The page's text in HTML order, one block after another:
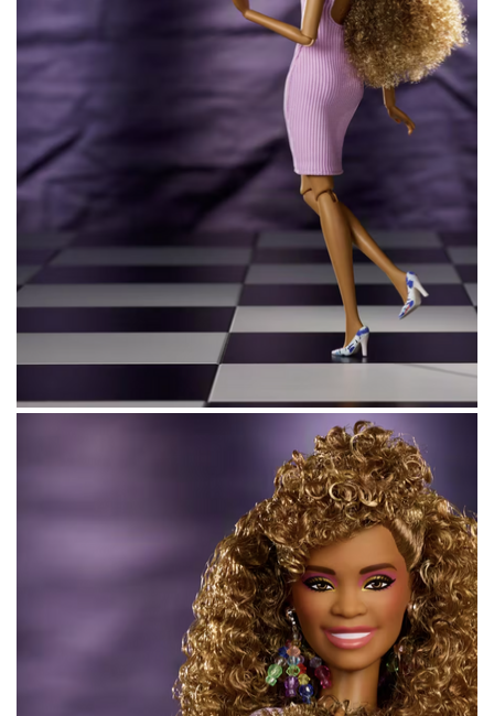
Над созданием куклы команда Mattel
работала вместе с Пэт Хьюстон, невесткой
и управляющей наследием певицы, а также
музыкальной компанией Primary Wave
Music. Главным визуальным референсом
стал образ Хьюстон вклипеI Wanna Dance
With Somebody 1987 года.